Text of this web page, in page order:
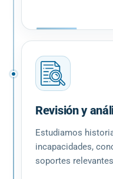
Revisión y
Estudiamos
incapacidades,
soportes